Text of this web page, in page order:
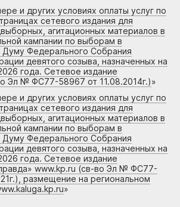
и других условиях оплаты услуг по
сетевого издания для
агитационных материалов в
кампании по выборам в
Думу Федерального Собрания
девятого созыва, назначенных на
года. Сетевое издание
Эл № ФС77-58967 от 11.08.2014г.)»
и других условиях оплаты услуг по
сетевого издания для
агитационных материалов в
кампании по выборам в
Думу Федерального Собрания
девятого созыва, назначенных на
года. Сетевое издание
www.kp.ru (св-во Эл № ФС77-
размещение на региональном
»